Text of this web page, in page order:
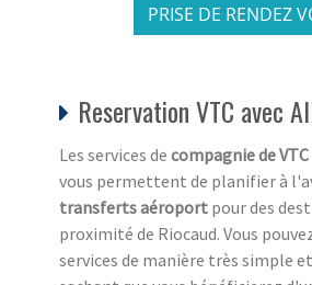
PRISE DE RENDEZ
Reservation VTC avec
Les services de compagnie de VTC
vous permettent de planifier à
transferts aéroport pour des
proximité de Riocaud. Vous
services de manière très simple